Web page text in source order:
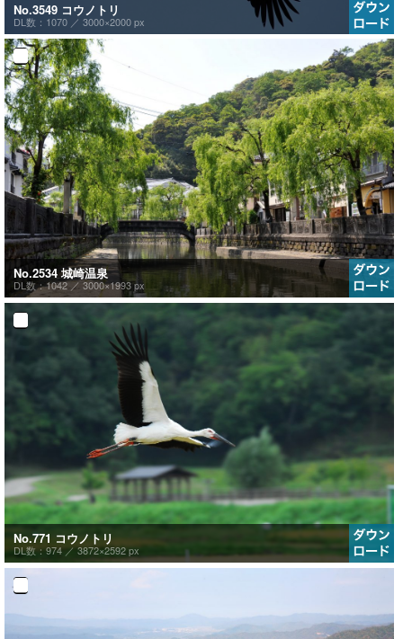
No.3549 コウノトリ
DL数：1070 ／ 3000×2000 px
No.2534 城崎温泉
DL数：1042 ／3000×1993 px
No.771 コウノトリ
DL数：974 ／3872×2592 px